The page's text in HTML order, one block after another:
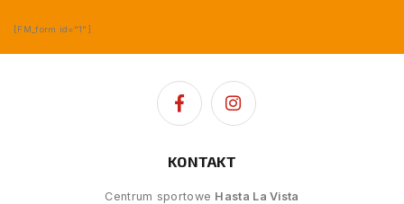
[FM_form id="1"]
KONTAKT
Centrum sportowe Hasta La Vista